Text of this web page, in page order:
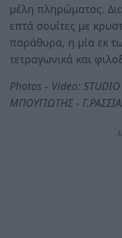
μέλη πληρώματος.
επτά σουίτες με
παράθυρα, η μία εκ
τετραγωνικά και
Photos - Video: STUDIO
ΜΠΟΥΓΙΩΤΗΣ -